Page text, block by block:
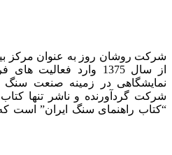
شرکت روشان روز به عنوان مرکز
از سال 1375 وارد
نمایشگاهی در زمینه صنعت سنگ
شرکت گردآورنده و ناشر تنها
“کتاب راهنمای سنگ ایران” است